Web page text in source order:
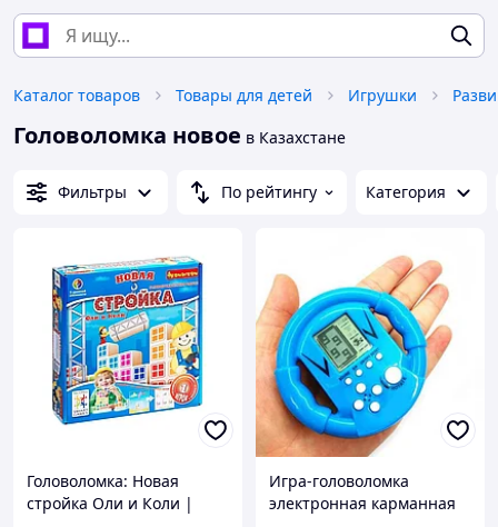
Каталог товаров Товары для детей Игрушки
Головоломка новое в Казахстане
Фильтры По рейтингу Категория
Головоломка: Новая
стройка Оли и Коли |
Игра-головоломка
электронная карманная